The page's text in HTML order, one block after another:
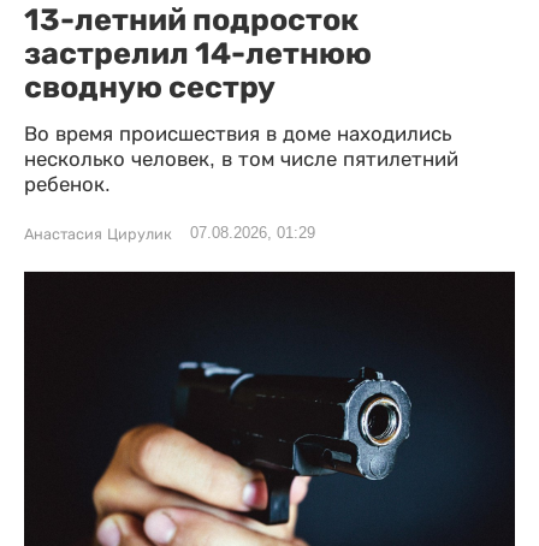
13-летний подросток
застрелил 14-летнюю
сводную сестру
Во время происшествия в доме находились
несколько человек, в том числе пятилетний
ребенок.
Анастасия Цирулик 07.08.2026, 01:29